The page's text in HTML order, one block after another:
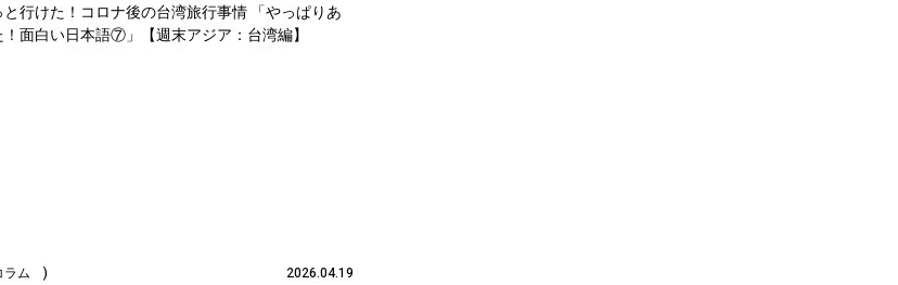
と行けた！コロナ後の台湾旅行事情 「やっぱりあ
！面白い日本語⑦」【週末アジア：台湾編】
ム ) 2026.04.19